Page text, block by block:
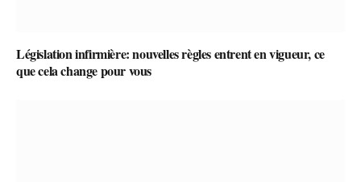
Législation infirmière: nouvelles règles entrent en vigueur, ce
que cela change pour vous